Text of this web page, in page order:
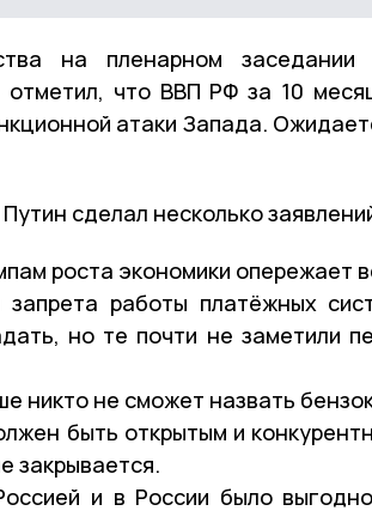
на пленарном заседании
отметил, что ВВП РФ за 10
атаки Запада.
сделал несколько
роста экономики опережает
работы платёжных
но те почти не заметили
никто не сможет назвать
быть открытым и
закрывается.
и в России было